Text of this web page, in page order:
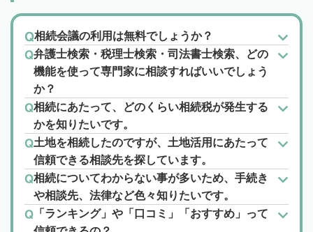
相続会議の利用は無料でしょうか？
弁護士検索・税理士検索・司法書士検索、どの
機能を使って専門家に相談すればいいでしょう
か？
相続にあたって、どのくらい相続税が発生する
かを知りたいです。
土地を相続したのですが、土地活用にあたって
信頼できる相談先を探しています。
相続についてわからない事が多いため、手続き
や相談先、法律など色々知りたいです。
「ランキング」や「口コミ」「おすすめ」って